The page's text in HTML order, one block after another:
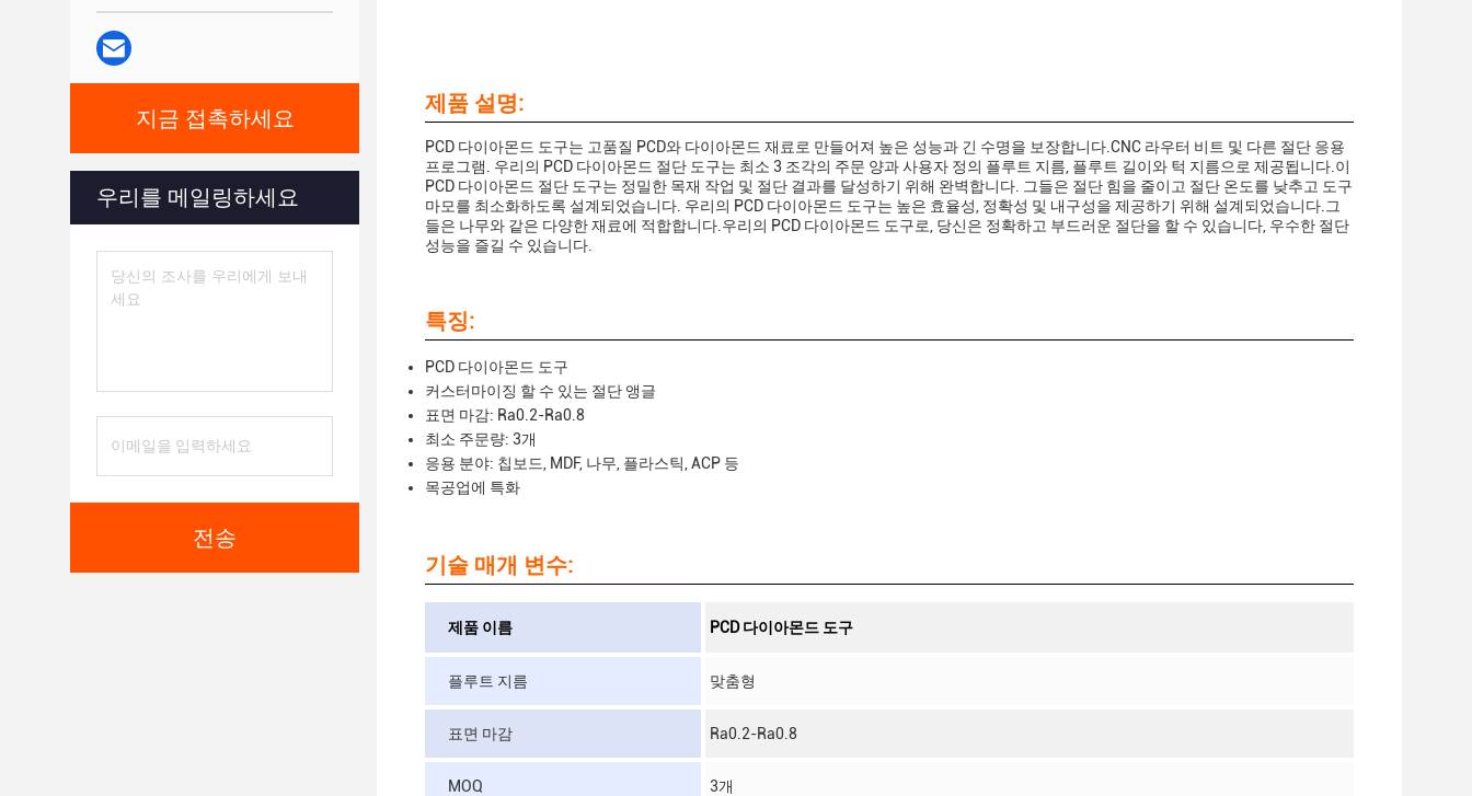
지금 접촉하세요
우리를 메일링하세요
전송
제품 설명:
PCD 다이아몬드 도구는 고품질 PCD와 다이아몬드 재료로 만들어져 높은 성능과 긴 수명을 보장합니다.CNC 라우터 비트 및 다른 절단 응용
프로그램. 우리의 PCD 다이아몬드 절단 도구는 최소 3 조각의 주문 양과 사용자 정의 플루트 지름, 플루트 길이와 턱 지름으로 제공됩니다.이
PCD 다이아몬드 절단 도구는 정밀한 목재 작업 및 절단 결과를 달성하기 위해 완벽합니다. 그들은 절단 힘을 줄이고 절단 온도를 낮추고 도구
마모를 최소화하도록 설계되었습니다. 우리의 PCD 다이아몬드 도구는 높은 효율성, 정확성 및 내구성을 제공하기 위해 설계되었습니다.그
들은 나무와 같은 다양한 재료에 적합합니다.우리의 PCD 다이아몬드 도구로, 당신은 정확하고 부드러운 절단을 할 수 있습니다, 우수한 절단
성능을 즐길 수 있습니다.
특징:
PCD 다이아몬드 도구
커스터마이징 할 수 있는 절단 앵글
표면 마감: Ra0.2-Ra0.8
최소 주문량: 3개
응용 분야: 칩보드, MDF, 나무, 플라스틱, ACP 등
목공업에 특화
기술 매개 변수:
제품 이름 PCD 다이아몬드 도구
플루트 지름 맞춤형
표면 마감 Ra0.2-Ra0.8
MOQ 3개